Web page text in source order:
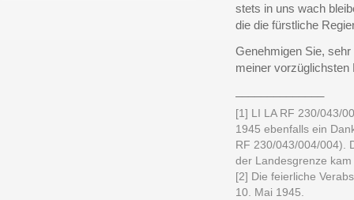
stets in uns wach
die die fürstliche
Genehmigen Sie,
meiner vorzüglichsten
[1] LI LA RF 230/043/
1945 ebenfalls ein
RF 230/043/004/004).
der Landesgrenze
[2] Die feierliche
10. Mai 1945.